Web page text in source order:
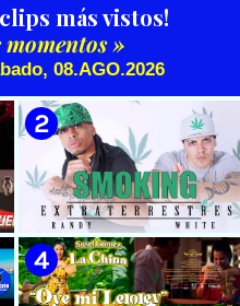
más vistos!
momentos »
08.AGO.2026